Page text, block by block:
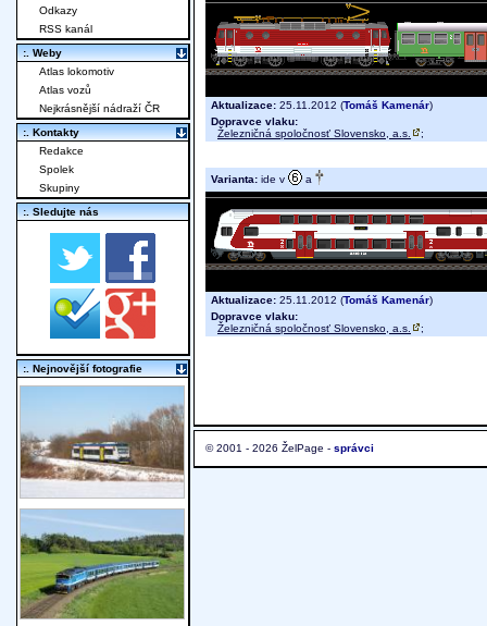
Aktualizace: 25.11.2012 (Tomáš Kamenár)
Dopravce vlaku:
Železničná spoločnosť Slovensko, a.s.
;
Varianta: ide v a
Aktualizace: 25.11.2012 (Tomáš Kamenár)
Dopravce vlaku:
Železničná spoločnosť Slovensko, a.s.
;
© 2001 - 2026 ŽelPage - správci
Odkazy
RSS kanál
:. Weby
Atlas lokomotiv
Atlas vozů
Nejkrásnější nádraží ČR
:. Kontakty
Redakce
Spolek
Skupiny
:. Sledujte nás
:. Nejnovější fotografie